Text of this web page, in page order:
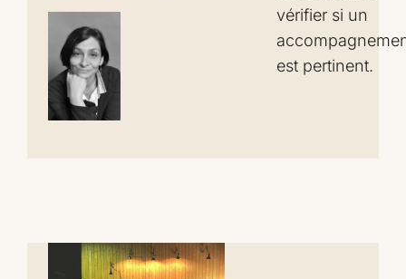
vérifier si un
est pertinent.